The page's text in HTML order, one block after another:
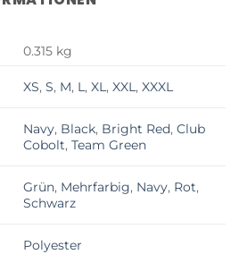
0.315 kg
XS,S, M, L,XL,XXL,XXXL
Navy, Black, Bright Red,Club
Cobolt,Team Green
Grün, Mehrfarbig, Navy, Rot,
Schwarz
Polyester